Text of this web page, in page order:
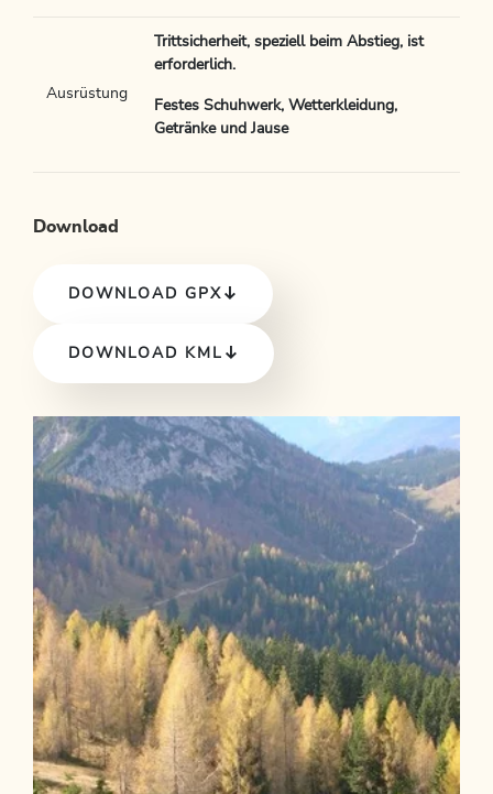
Ausrüstung
Trittsicherheit, speziell beim Abstieg, ist
erforderlich.
Festes Schuhwerk, Wetterkleidung,
Getränke und Jause
Download
DOWNLOAD GPX
DOWNLOAD KML